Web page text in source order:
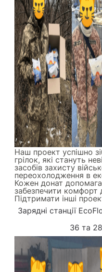
Наш проект успішно
грілок, які стануть
засобів захисту
переохолодження в
Кожен донат
забезпечити комфорт
Підтримати інші
Зарядні станції
36 та